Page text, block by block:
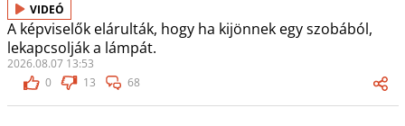
VIDEÓ
A képviselők elárulták, hogy ha kijönnek egy szobából,
lekapcsolják a lámpát.
2026.08.07 13:53
0
13 68